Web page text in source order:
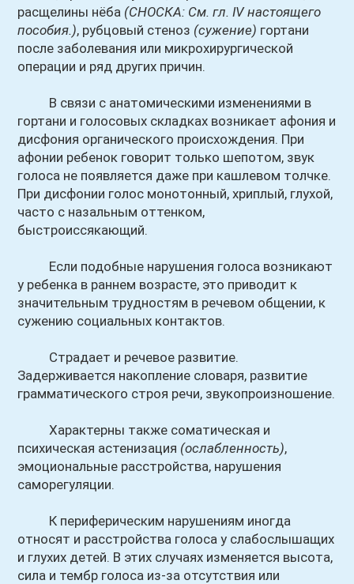
расщелины нёба (СНОСКА: См. гл. IV настоящего
пособия.), рубцовый стеноз (сужение) гортани
после заболевания или микрохирургической
операции и ряд других причин.
В связи с анатомическими изменениями в
гортани и голосовых складках возникает афония и
дисфония органического происхождения. При
афонии ребенок говорит только шепотом, звук
голоса не появляется даже при кашлевом толчке.
При дисфонии голос монотонный, хриплый, глухой,
часто с назальным оттенком,
быстроиссякающий.
Если подобные нарушения голоса возникают
у ребенка в раннем возрасте, это приводит к
значительным трудностям в речевом общении, к
сужению социальных контактов.
Страдает и речевое развитие.
Задерживается накопление словаря, развитие
грамматического строя речи, звукопроизношение.
Характерны также соматическая и
психическая астенизация (ослабленность),
эмоциональные расстройства, нарушения
саморегуляции.
К периферическим нарушениям иногда
относят и расстройства голоса у слабослышащих
и глухих детей. В этих случаях изменяется высота,
сила и тембр голоса из-за отсутствия или